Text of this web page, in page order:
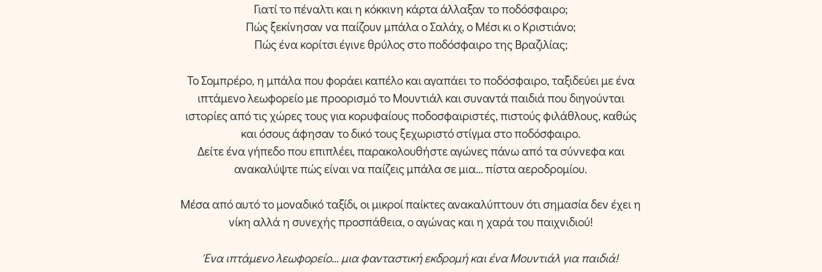
Γιατί το πέναλτι και η κόκκινη κάρτα άλλαξαν το ποδόσφαιρο;
Πώς ξεκίνησαν να παίζουν μπάλα ο Σαλάχ, ο Μέσι κι ο Κριστιάνο;
Πώς ένα κορίτσι έγινε θρύλος στο ποδόσφαιρο της Βραζιλίας;
Το Σομπρέρο, η μπάλα που φοράει καπέλο και αγαπάει το ποδόσφαιρο, ταξιδεύει με ένα
ιπτάμενο λεωφορείο με προορισμό το Μουντιάλ και συναντά παιδιά που διηγούνται
ιστορίες από τις χώρες τους για κορυφαίους ποδοσφαιριστές, πιστούς φιλάθλους, καθώς
και όσους άφησαν το δικό τους ξεχωριστό στίγμα στο ποδόσφαιρο.
Δείτε ένα γήπεδο που επιπλέει, παρακολουθήστε αγώνες πάνω από τα σύννεφα και
ανακαλύψτε πώς είναι να παίζεις μπάλα σε μια… πίστα αεροδρομίου.
Μέσα από αυτό το μοναδικό ταξίδι, οι μικροί παίκτες ανακαλύπτουν ότι σημασία δεν έχει η
νίκη αλλά η συνεχής προσπάθεια, ο αγώνας και η χαρά του παιχνιδιού!
Ένα ιπτάμενο λεωφορείο… μια φανταστική εκδρομή και ένα Μουντιάλ για παιδιά!